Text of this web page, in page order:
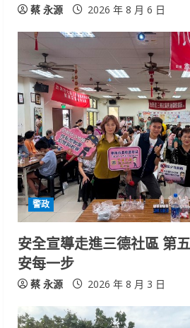
蔡 永源 2026 年 8 月 6 日
警政
安全宣導走進三德社區 第
安每一步
蔡 永源 2026 年 8 月 3 日